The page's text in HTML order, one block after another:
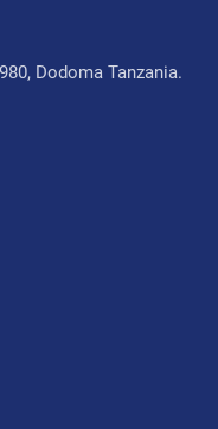
Dodoma Tanzania.